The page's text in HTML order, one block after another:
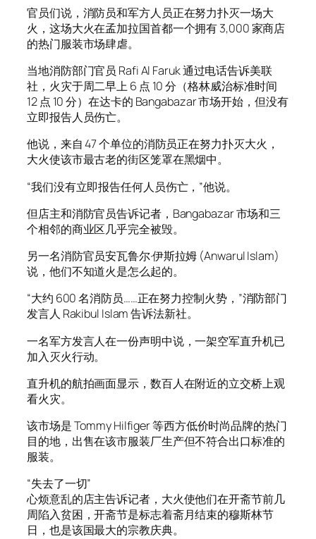
官员们说，消防员和军方人员正在努力扑灭一场大
火，这场大火在孟加拉国首都一个拥有 3,000 家商店
的热门服装市场肆虐。
当地消防部门官员 Rafi Al Faruk 通过电话告诉美联
社，火灾于周二早上 6 点 10 分（格林威治标准时间
12 点 10 分）在达卡的 Bangabazar 市场开始，但没有
立即报告人员伤亡。
他说，来自 47 个单位的消防员正在努力扑灭大火，
大火使该市最古老的街区笼罩在黑烟中。
“我们没有立即报告任何人员伤亡，”他说。
但店主和消防官员告诉记者，Bangabazar 市场和三
个相邻的商业区几乎完全被毁。
另一名消防官员安瓦鲁尔·伊斯拉姆 (Anwarul Islam)
说，他们不知道火是怎么起的。
“大约 600 名消防员……正在努力控制火势，”消防部门
发言人 Rakibul Islam 告诉法新社。
一名军方发言人在一份声明中说，一架空军直升机已
加入灭火行动。
直升机的航拍画面显示，数百人在附近的立交桥上观
看火灾。
该市场是 Tommy Hilfiger 等西方低价时尚品牌的热门
目的地，出售在该市服装厂生产但不符合出口标准的
服装。
“失去了一切”
心烦意乱的店主告诉记者，大火使他们在开斋节前几
周陷入贫困，开斋节是标志着斋月结束的穆斯林节
日，也是该国最大的宗教庆典。